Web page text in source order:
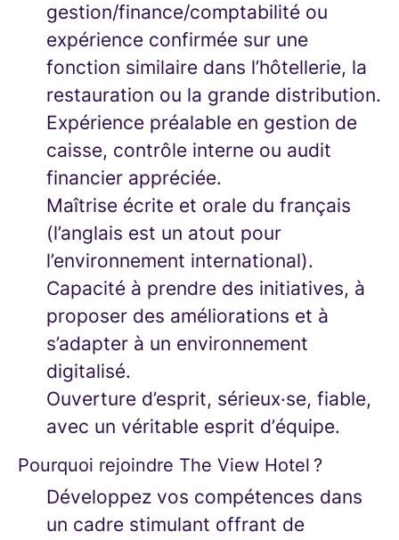
gestion/finance/comptabilité ou
expérience confirmée sur une
fonction similaire dans l’hôtellerie, la
restauration ou la grande distribution.
Expérience préalable en gestion de
caisse, contrôle interne ou audit
financier appréciée.
Maîtrise écrite et orale du français
(l’anglais est un atout pour
l’environnement international).
Capacité à prendre des initiatives, à
proposer des améliorations et à
s’adapter à un environnement
digitalisé.
Ouverture d’esprit, sérieux·se, fiable,
avec un véritable esprit d’équipe.
Pourquoi rejoindre The View Hotel ?
Développez vos compétences dans
un cadre stimulant offrant de